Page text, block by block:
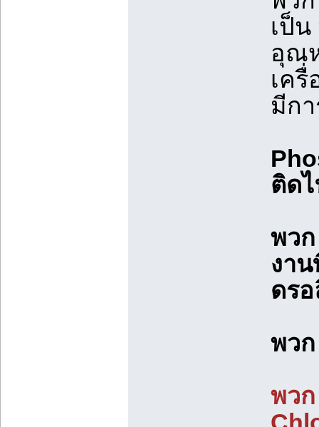
เป็
อุณ
เค
มีก
ติด
พว
งา
ดร
พว
พว